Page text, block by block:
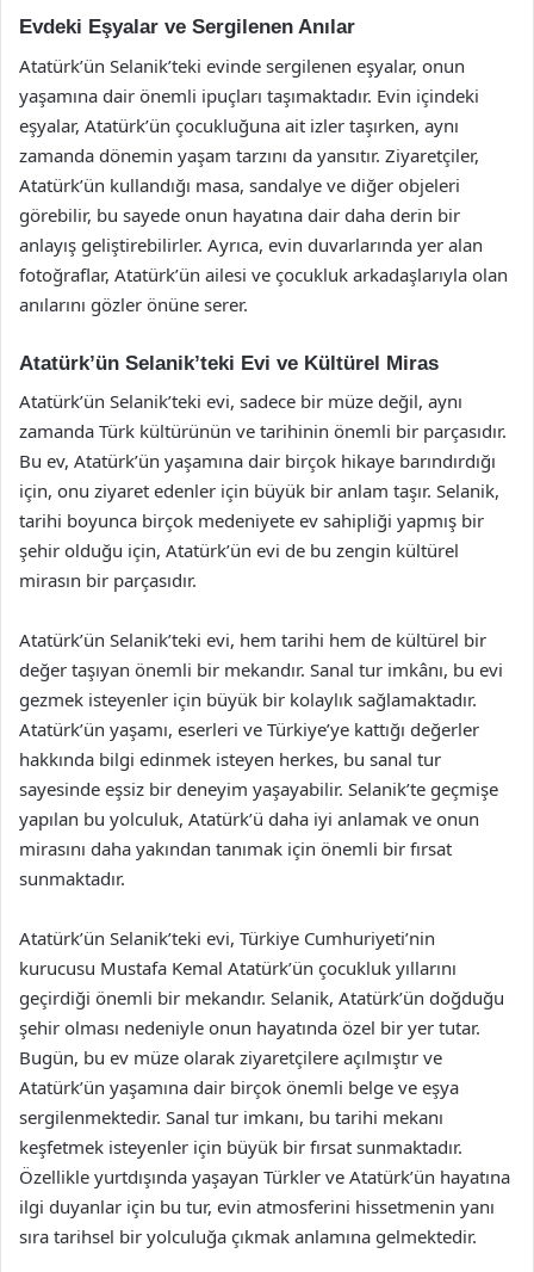
Evdeki Eşyalar ve Sergilenen Anılar
Atatürk’ün Selanik’teki evinde sergilenen eşyalar, onun
yaşamına dair önemli ipuçları taşımaktadır. Evin içindeki
eşyalar, Atatürk’ün çocukluğuna ait izler taşırken, aynı
zamanda dönemin yaşam tarzını da yansıtır. Ziyaretçiler,
Atatürk’ün kullandığı masa, sandalye ve diğer objeleri
görebilir, bu sayede onun hayatına dair daha derin bir
anlayış geliştirebilirler. Ayrıca, evin duvarlarında yer alan
fotoğraflar, Atatürk’ün ailesi ve çocukluk arkadaşlarıyla olan
anılarını gözler önüne serer.
Atatürk’ün Selanik’teki Evi ve Kültürel Miras
Atatürk’ün Selanik’teki evi, sadece bir müze değil, aynı
zamanda Türk kültürünün ve tarihinin önemli bir parçasıdır.
Bu ev, Atatürk’ün yaşamına dair birçok hikaye barındırdığı
için, onu ziyaret edenler için büyük bir anlam taşır. Selanik,
tarihi boyunca birçok medeniyete ev sahipliği yapmış bir
şehir olduğu için, Atatürk’ün evi de bu zengin kültürel
mirasın bir parçasıdır.
Atatürk’ün Selanik’teki evi, hem tarihi hem de kültürel bir
değer taşıyan önemli bir mekandır. Sanal tur imkânı, bu evi
gezmek isteyenler için büyük bir kolaylık sağlamaktadır.
Atatürk’ün yaşamı, eserleri ve Türkiye’ye kattığı değerler
hakkında bilgi edinmek isteyen herkes, bu sanal tur
sayesinde eşsiz bir deneyim yaşayabilir. Selanik’te geçmişe
yapılan bu yolculuk, Atatürk’ü daha iyi anlamak ve onun
mirasını daha yakından tanımak için önemli bir fırsat
sunmaktadır.
Atatürk’ün Selanik’teki evi, Türkiye Cumhuriyeti’nin
kurucusu Mustafa Kemal Atatürk’ün çocukluk yıllarını
geçirdiği önemli bir mekandır. Selanik, Atatürk’ün doğduğu
şehir olması nedeniyle onun hayatında özel bir yer tutar.
Bugün, bu ev müze olarak ziyaretçilere açılmıştır ve
Atatürk’ün yaşamına dair birçok önemli belge ve eşya
sergilenmektedir. Sanal tur imkanı, bu tarihi mekanı
keşfetmek isteyenler için büyük bir fırsat sunmaktadır.
Özellikle yurtdışında yaşayan Türkler ve Atatürk’ün hayatına
ilgi duyanlar için bu tur, evin atmosferini hissetmenin yanı
sıra tarihsel bir yolculuğa çıkmak anlamına gelmektedir.